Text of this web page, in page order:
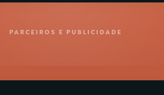
PARCEIROS E PUBLICIDADE